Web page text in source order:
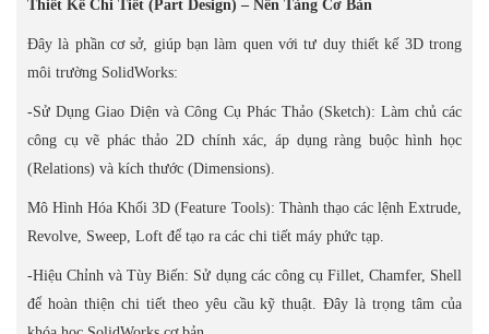
Thiết Kế Chi Tiết (Part Design) – Nền Tảng Cơ Bản
Đây là phần cơ sở, giúp bạn làm quen với tư duy thiết kế 3D trong
môi trường SolidWorks:
-Sử Dụng Giao Diện và Công Cụ Phác Thảo (Sketch): Làm chủ các
công cụ vẽ phác thảo 2D chính xác, áp dụng ràng buộc hình học
(Relations) và kích thước (Dimensions).
Mô Hình Hóa Khối 3D (Feature Tools): Thành thạo các lệnh Extrude,
Revolve, Sweep, Loft để tạo ra các chi tiết máy phức tạp.
-Hiệu Chỉnh và Tùy Biến: Sử dụng các công cụ Fillet, Chamfer, Shell
để hoàn thiện chi tiết theo yêu cầu kỹ thuật. Đây là trọng tâm của